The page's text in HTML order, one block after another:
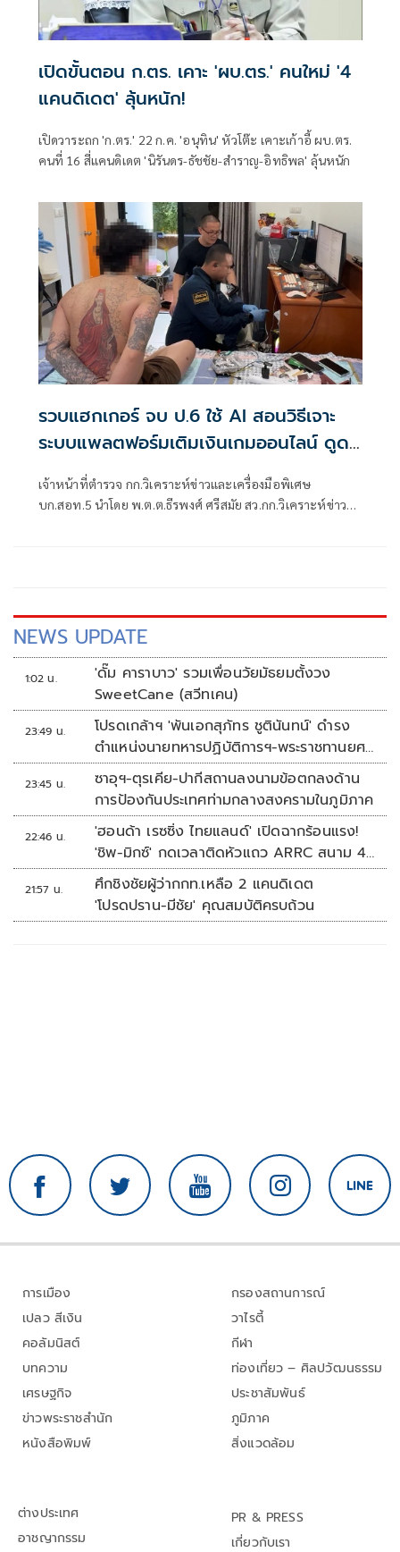
เปิดขั้นตอน ก.ตร. เคาะ 'ผบ.ตร.' คนใหม่ '4
แคนดิเดต' ลุ้นหนัก!
เปิดวาระถก 'ก.ตร.' 22 ก.ค. 'อนุทิน' หัวโต๊ะ เคาะเก้าอี้ ผบ.ตร.
คนที่ 16 สี่แคนดิเดต 'นิรันดร-ธัชชัย-สำราญ-อิทธิพล' ลุ้นหนัก
รวบแฮกเกอร์ จบ ป.6 ใช้ AI สอนวิธีเจาะ
ระบบแพลตฟอร์มเติมเงินเกมออนไลน์ ดูด
เงิน 2 แสน พบมี 5 หมายจับ
เจ้าหน้าที่ตำรวจ กก.วิเคราะห์ข่าวและเครื่องมือพิเศษ
บก.สอท.5 นำโดย พ.ต.ต.ธีรพงศ์ ศรีสมัย สว.กก.วิเคราะห์ข่าว
NEWS UPDATE
1:02 น.
'ดั๊ม คาราบาว' รวมเพื่อนวัยมัธยมตั้งวง
SweetCane (สวีทเคน)
23:49 น.
โปรดเกล้าฯ 'พันเอกสุภัทร ชูตินันทน์' ดำรง
ตำแหน่งนายทหารปฏิบัติการฯ-พระราชทานยศ
'พลตรี'
23:45 น.
ซาอุฯ-ตุรเคีย-ปากีสถานลงนามข้อตกลงด้าน
การป้องกันประเทศท่ามกลางสงครามในภูมิภาค
22:46 น.
'ฮอนด้า เรซซิ่ง ไทยแลนด์' เปิดฉากร้อนแรง!
'ชิพ-มิกซ์' กดเวลาติดหัวแถว ARRC สนาม 4
ที่มัลดาลิกา
21:57 น.
ศึกชิงชัยผู้ว่ากกท.เหลือ 2 แคนดิเดต
'โปรดปราน-มีชัย' คุณสมบัติครบถ้วน
การเมือง
เปลว สีเงิน
คอลัมนิสต์
บทความ
เศรษฐกิจ
ข่าวพระราชสำนัก
หนังสือพิมพ์
กรองสถานการณ์
วาไรตี้
กีฬา
ท่องเที่ยว – ศิลปวัฒนธรรม
ประชาสัมพันธ์
ภูมิภาค
สิ่งแวดล้อม
ต่างประเทศ
อาชญากรรม
PR & PRESS
เกี่ยวกับเรา